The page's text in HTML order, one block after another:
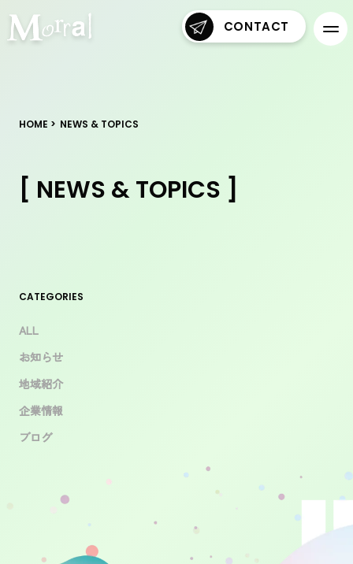
CONTACT
HOME NEWS & TOPICS
[ NEWS & TOPICS ]
CATEGORIES
ALL
お知らせ
地域紹介
企業情報
ブログ